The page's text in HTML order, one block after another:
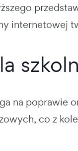
internetowej
na
co z